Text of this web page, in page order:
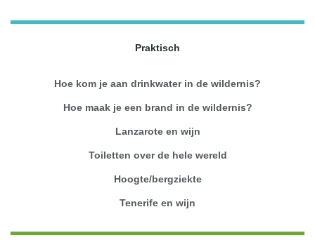
Praktisch
Hoe kom je aan drinkwater in de wildernis?
Hoe maak je een brand in de wildernis?
Lanzarote en wijn
Toiletten over de hele wereld
Hoogte/bergziekte
Tenerife en wijn